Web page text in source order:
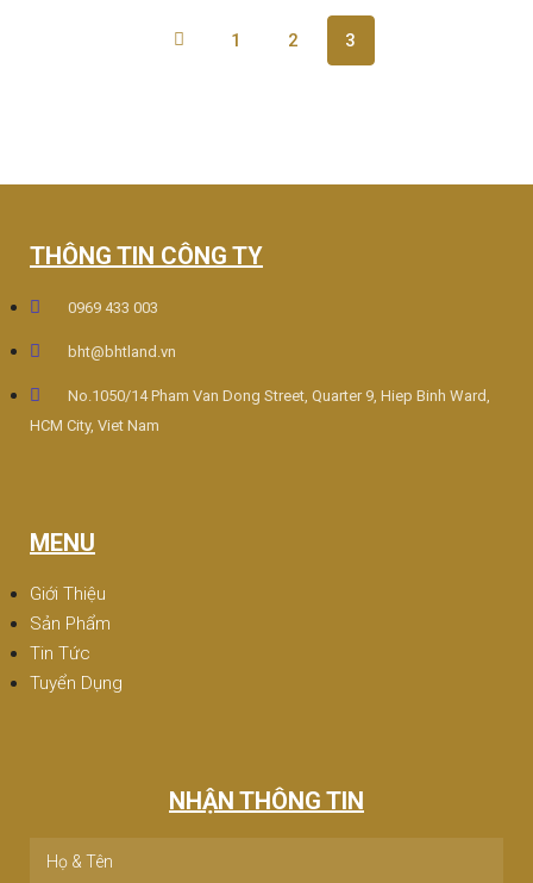
1 2 3
THÔNG TIN CÔNG TY
0969 433 003
bht@bhtland.vn
No.1050/14 Pham Van Dong Street, Quarter 9, Hiep Binh Ward,
HCM City, Viet Nam
MENU
Giới Thiệu
Sản Phẩm
Tin Tức
Tuyển Dụng
NHẬN THÔNG TIN